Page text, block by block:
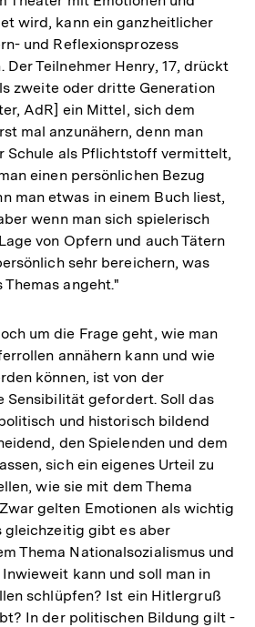
wird, kann ein ganzheitlicher
und Reflexionsprozess
Teilnehmer Henry, 17, drückt
zweite oder dritte Generation
AdR] ein Mittel, sich dem
mal anzunähern, denn man
Schule als Pflichtstoff vermittelt,
einen persönlichen Bezug
man etwas in einem Buch liest,
wenn man sich spielerisch
von Opfern und auch Tätern
sehr bereichern, was
angeht."
um die Frage geht, wie man
annähern kann und wie
können, ist von der
Sensibilität gefordert. Soll das
und historisch bildend
den Spielenden und dem
sich ein eigenes Urteil zu
wie sie mit dem Thema
gelten Emotionen als wichtig
gleichzeitig gibt es aber
Thema Nationalsozialismus und
kann und soll man in
schlüpfen? Ist ein Hitlergruß
In der politischen Bildung gilt -